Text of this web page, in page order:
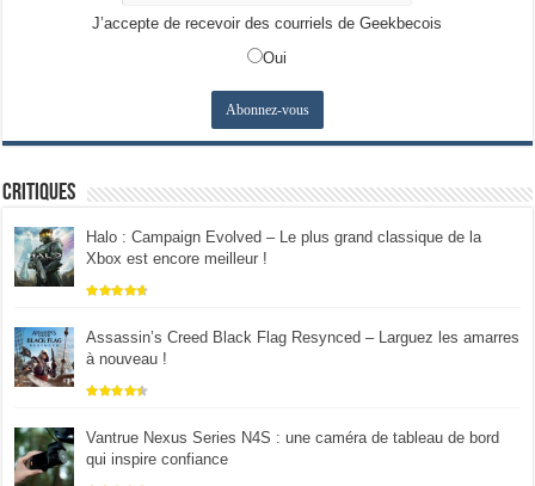
J’accepte de recevoir des courriels de Geekbecois
Oui
Critiques
Halo : Campaign Evolved – Le plus grand classique de la
Xbox est encore meilleur !
Assassin’s Creed Black Flag Resynced – Larguez les amarres
à nouveau !
Vantrue Nexus Series N4S : une caméra de tableau de bord
qui inspire confiance